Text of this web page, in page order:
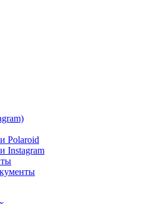
Polaroid
Instagram